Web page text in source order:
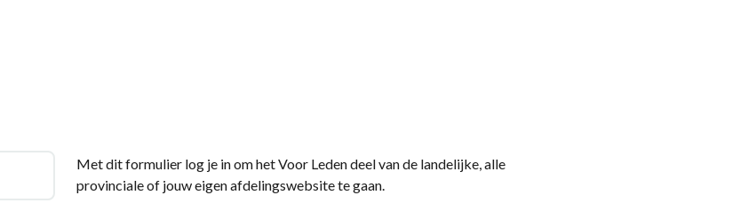
Met dit formulier log je in om het Voor Leden deel van de landelijke, alle
provinciale of jouw eigen afdelingswebsite te gaan.